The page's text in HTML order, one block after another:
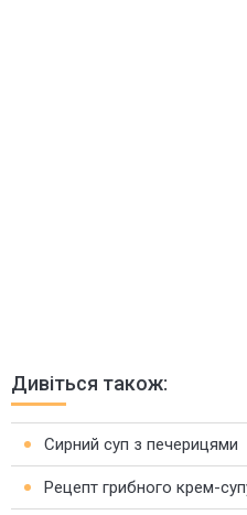
Дивіться також:
Сирний суп з печерицями
Рецепт грибного крем-